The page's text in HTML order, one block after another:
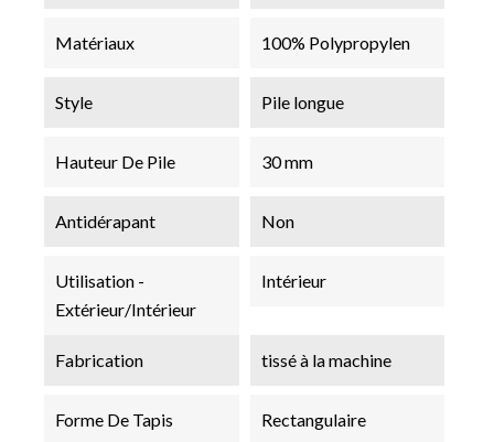
Matériaux 100% Polypropylen
Style Pile longue
Hauteur De Pile 30 mm
Antidérapant Non
Utilisation -
Extérieur/Intérieur
Intérieur
Fabrication tissé à la machine
Forme De Tapis Rectangulaire